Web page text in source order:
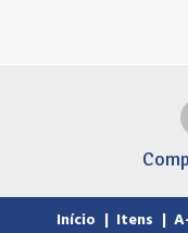
Início | Itens |